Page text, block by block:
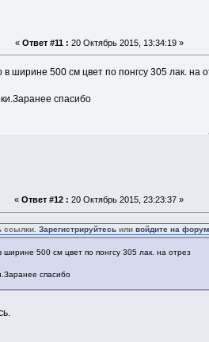
« Ответ #11 : 20 Октябрь 2015, 13:34:19 »
в ширине 500 см цвет по понгсу 305 лак. на
спасибо
« Ответ #12 : 20 Октябрь 2015, 23:23:37 »
ссылки.Зарегистрируйтесь иливойдите на форум
ширине 500 см цвет по понгсу 305 лак. на отрез
спасибо